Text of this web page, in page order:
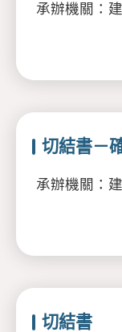
承辦機關：
切結書－
承辦機關：
切結書